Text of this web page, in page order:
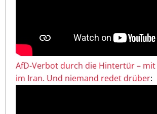
AfD-Verbot durch die Hintertür –
im Iran. Und niemand redet drüber: